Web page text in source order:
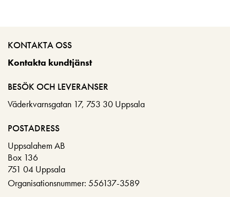
KONTAKTA OSS
Kontakta kundtjänst
BESÖK OCH LEVERANSER
Väderkvarnsgatan 17, 753 30 Uppsala
POSTADRESS
Uppsalahem AB
Box 136
751 04 Uppsala
Organisationsnummer: 556137-3589